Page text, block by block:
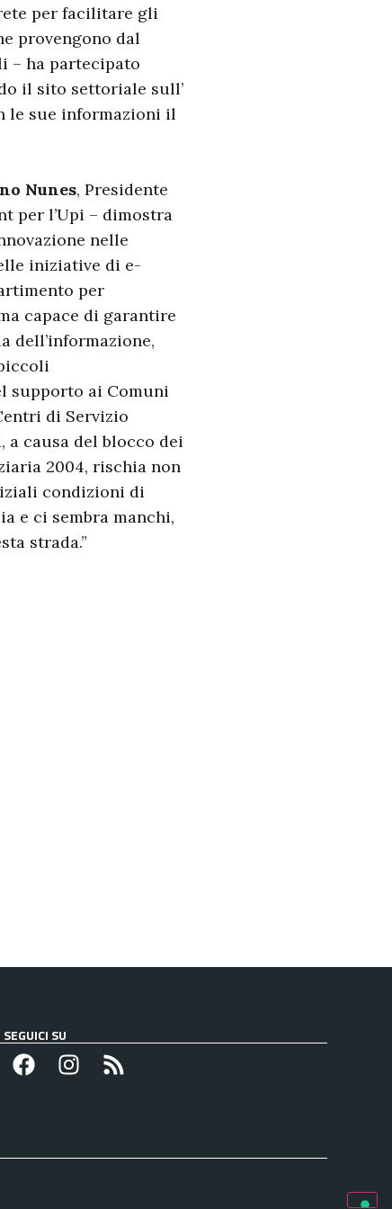
per facilitare gli
provengono dal
– ha partecipato
il sito settoriale sull’
le sue informazioni il
Nunes, Presidente
per l’Upi – dimostra
nelle
iniziative di e-
per
capace di garantire
dell’informazione,
supporto ai Comuni
di Servizio
a causa del blocco dei
2004, rischia non
condizioni di
e ci sembra manchi,
strada.”
SEGUICI SU